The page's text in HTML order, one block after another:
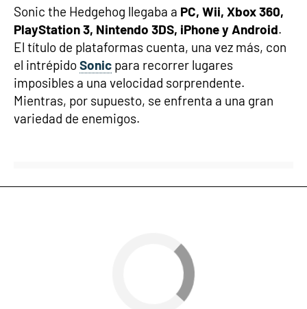
Sonic the Hedgehog llegaba a PC, Wii, Xbox 360,
PlayStation 3, Nintendo 3DS, iPhone y Android.
El título de plataformas cuenta, una vez más, con
el intrépidoSonic para recorrer lugares
imposibles a una velocidad sorprendente.
Mientras, por supuesto, se enfrenta a una gran
variedad de enemigos.